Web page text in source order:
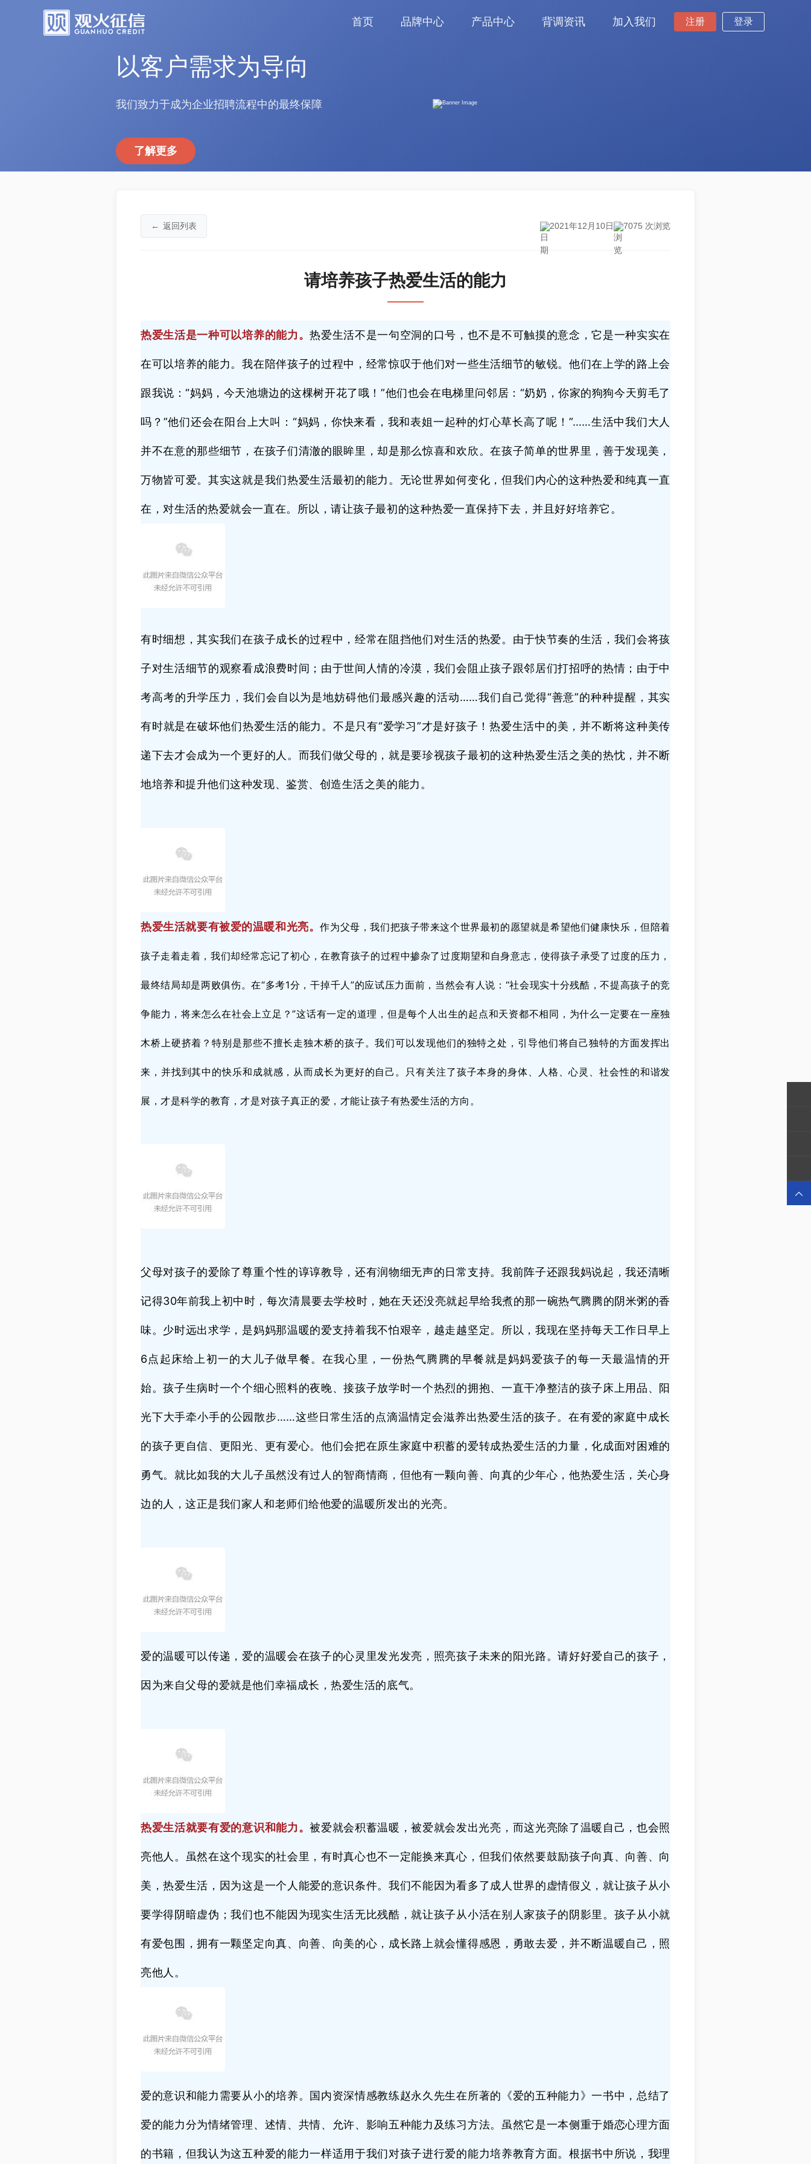
首页 品牌中心 产品中心 背调资讯 加入我们 注册 登录
以客户需求为导向
我们致力于成为企业招聘流程中的最终保障
了解更多
← 返回列表 2021年12月10日 7075 次浏览
请培养孩子热爱生活的能力
热爱生活是一种可以培养的能力。热爱生活不是一句空洞的口号，也不是不可触摸的意念，它是一种实实在
在可以培养的能力。我在陪伴孩子的过程中，经常惊叹于他们对一些生活细节的敏锐。他们在上学的路上会
跟我说：“妈妈，今天池塘边的这棵树开花了哦！”他们也会在电梯里问邻居：“奶奶，你家的狗狗今天剪毛了
吗？”他们还会在阳台上大叫：“妈妈，你快来看，我和表姐一起种的灯心草长高了呢！”……生活中我们大人
并不在意的那些细节，在孩子们清澈的眼眸里，却是那么惊喜和欢欣。在孩子简单的世界里，善于发现美，
万物皆可爱。其实这就是我们热爱生活最初的能力。无论世界如何变化，但我们内心的这种热爱和纯真一直
在，对生活的热爱就会一直在。所以，请让孩子最初的这种热爱一直保持下去，并且好好培养它。
有时细想，其实我们在孩子成长的过程中，经常在阻挡他们对生活的热爱。由于快节奏的生活，我们会将孩
子对生活细节的观察看成浪费时间；由于世间人情的冷漠，我们会阻止孩子跟邻居们打招呼的热情；由于中
考高考的升学压力，我们会自以为是地妨碍他们最感兴趣的活动……我们自己觉得“善意”的种种提醒，其实
有时就是在破坏他们热爱生活的能力。不是只有“爱学习”才是好孩子！热爱生活中的美，并不断将这种美传
递下去才会成为一个更好的人。而我们做父母的，就是要珍视孩子最初的这种热爱生活之美的热忱，并不断
地培养和提升他们这种发现、鉴赏、创造生活之美的能力。
热爱生活就要有被爱的温暖和光亮。作为父母，我们把孩子带来这个世界最初的愿望就是希望他们健康快乐，但陪着
孩子走着走着，我们却经常忘记了初心，在教育孩子的过程中掺杂了过度期望和自身意志，使得孩子承受了过度的压力，
最终结局却是两败俱伤。在“多考1分，干掉千人”的应试压力面前，当然会有人说：“社会现实十分残酷，不提高孩子的竞
争能力，将来怎么在社会上立足？”这话有一定的道理，但是每个人出生的起点和天资都不相同，为什么一定要在一座独
木桥上硬挤着？特别是那些不擅长走独木桥的孩子。我们可以发现他们的独特之处，引导他们将自己独特的方面发挥出
来，并找到其中的快乐和成就感，从而成长为更好的自己。只有关注了孩子本身的身体、人格、心灵、社会性的和谐发
展，才是科学的教育，才是对孩子真正的爱，才能让孩子有热爱生活的方向。
父母对孩子的爱除了尊重个性的谆谆教导，还有润物细无声的日常支持。我前阵子还跟我妈说起，我还清晰
记得30年前我上初中时，每次清晨要去学校时，她在天还没亮就起早给我煮的那一碗热气腾腾的阴米粥的香
味。少时远出求学，是妈妈那温暖的爱支持着我不怕艰辛，越走越坚定。所以，我现在坚持每天工作日早上
6点起床给上初一的大儿子做早餐。在我心里，一份热气腾腾的早餐就是妈妈爱孩子的每一天最温情的开
始。孩子生病时一个个细心照料的夜晚、接孩子放学时一个热烈的拥抱、一直干净整洁的孩子床上用品、阳
光下大手牵小手的公园散步……这些日常生活的点滴温情定会滋养出热爱生活的孩子。在有爱的家庭中成长
的孩子更自信、更阳光、更有爱心。他们会把在原生家庭中积蓄的爱转成热爱生活的力量，化成面对困难的
勇气。就比如我的大儿子虽然没有过人的智商情商，但他有一颗向善、向真的少年心，他热爱生活，关心身
边的人，这正是我们家人和老师们给他爱的温暖所发出的光亮。
爱的温暖可以传递，爱的温暖会在孩子的心灵里发光发亮，照亮孩子未来的阳光路。请好好爱自己的孩子，
因为来自父母的爱就是他们幸福成长，热爱生活的底气。
热爱生活就要有爱的意识和能力。被爱就会积蓄温暖，被爱就会发出光亮，而这光亮除了温暖自己，也会照
亮他人。虽然在这个现实的社会里，有时真心也不一定能换来真心，但我们依然要鼓励孩子向真、向善、向
美，热爱生活，因为这是一个人能爱的意识条件。我们不能因为看多了成人世界的虚情假义，就让孩子从小
要学得阴暗虚伪；我们也不能因为现实生活无比残酷，就让孩子从小活在别人家孩子的阴影里。孩子从小就
有爱包围，拥有一颗坚定向真、向善、向美的心，成长路上就会懂得感恩，勇敢去爱，并不断温暖自己，照
亮他人。
爱的意识和能力需要从小的培养。国内资深情感教练赵永久先生在所著的《爱的五种能力》一书中，总结了
爱的能力分为情绪管理、述情、共情、允许、影响五种能力及练习方法。虽然它是一本侧重于婚恋心理方面
的书籍，但我认为这五种爱的能力一样适用于我们对孩子进行爱的能力培养教育方面。根据书中所说，我理
